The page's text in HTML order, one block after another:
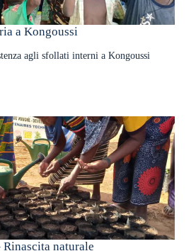
a Kongoussi
agli sfollati interni a Kongoussi
naturale